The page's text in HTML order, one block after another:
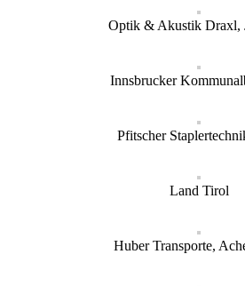
Optik & Akustik Draxl,
Innsbrucker
Pfitscher
Land Tirol
Huber Transporte,